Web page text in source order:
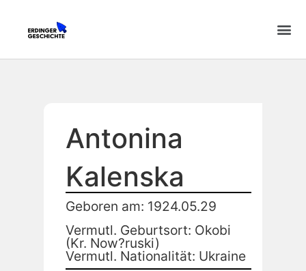
Antonina
Kalenska
Geboren am: 1924.05.29
Vermutl. Geburtsort: Okobi
(Kr. Now?ruski)
Vermutl. Nationalität: Ukraine